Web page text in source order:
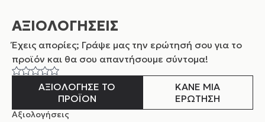
ΑΞΙΟΛΟΓΗΣΕΙΣ
Έχεις απορίες; Γράψε μας την ερώτησή σου για το
προϊόν και θα σου απαντήσουμε σύντομα!
ΑΞΙΟΛΟΓΗΣΕ ΤΟ
ΠΡΟΪΟΝ
ΚΑΝΕ ΜΙΑ
ΕΡΩΤΗΣΗ
Αξιολογήσεις